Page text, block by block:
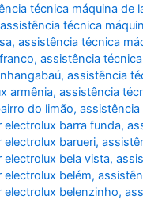
técnica máquina de
assistência técnica
,assistência técnica
,assistência
,assistência
armênia,assistência
do limão,assistência
electrolux barra funda,
electrolux barueri,
electrolux bela vista,
electrolux belém,
electrolux belenzinho,